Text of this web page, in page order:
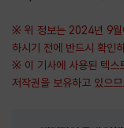
※ 위 정보는 2024년 9월
하시기 전에 반드시 확인
※ 이 기사에 사용된 텍스
저작권을 보유하고 있으